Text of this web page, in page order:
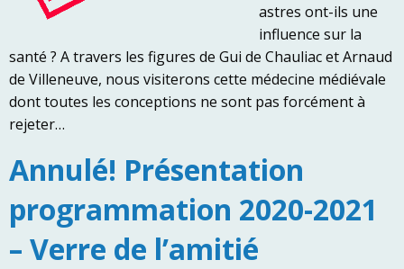
astres ont-ils une
influence sur la
santé ? A travers les figures de Gui de Chauliac et Arnaud
de Villeneuve, nous visiterons cette médecine médiévale
dont toutes les conceptions ne sont pas forcément à
rejeter…
Annulé! Présentation
programmation 2020-2021
– Verre de l’amitié